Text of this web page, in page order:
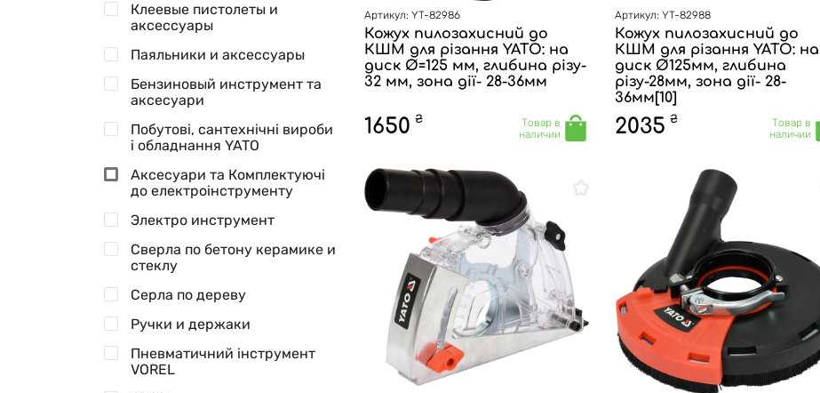
Клеевые пистолеты и
аксессуары
Паяльники и аксессуары
Бензиновый инструмент та
аксесуари
Побутові, сантехнічні вироби
і обладнання YATO
Аксесуари та Комплектуючі
до електроінструменту
Электро инструмент
Сверла по бетону керамике и
стеклу
Серла по дереву
Ручки и держаки
Пневматичний інструмент
VOREL
Артикул: YT-82986
Кожух пилозахисний до
КШМ для різання YATO: на
диск Ø=125 мм, глибина різу-
32 мм, зона дії- 28-36мм
1650 ₴
Товар в
наличии
Артикул: YT-82988
Кожух пилозахисний до
КШМ для різання YATO: на
диск Ø125мм, глибина
різу-28мм, зона дії- 28-
36мм[10]
2035 ₴
Товар в
наличии